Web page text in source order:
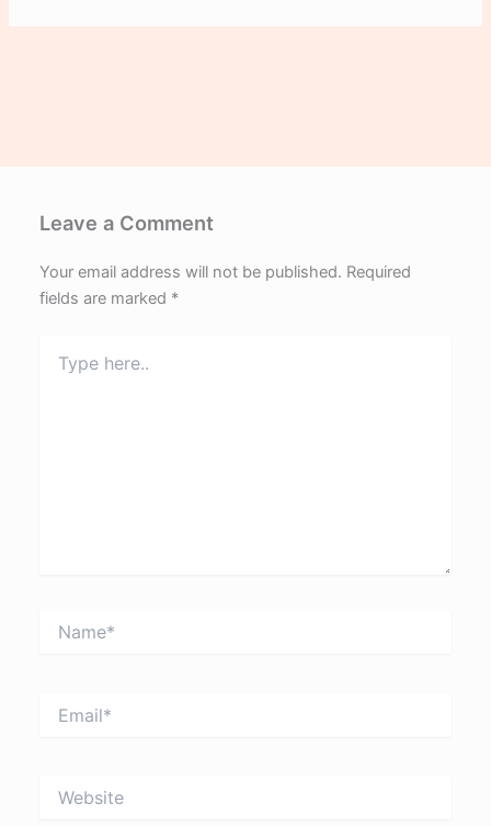
Leave a Comment
Your email address will not be published. Required
fields are marked *
here..